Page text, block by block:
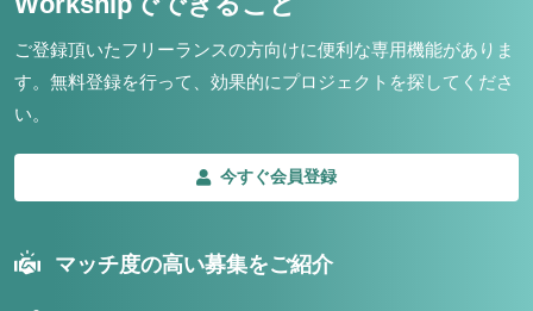
ご登録頂いたフリーランスの方向けに便利な専用機能がありま
す。 無料登録を行って、効果的にプロジェクトを探してくださ
い。
今すぐ会員登録
マッチ度の高い募集をご紹介